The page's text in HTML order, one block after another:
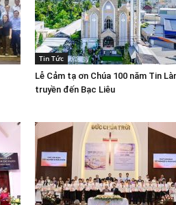
Tin Tức
Lễ Cảm tạ ơn Chúa 100 năm Tin
truyền đến Bạc Liêu